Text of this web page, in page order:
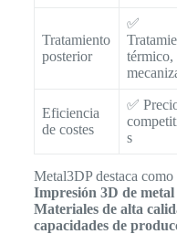
Tratamiento
posterior
✅
térmico,
Eficiencia
de costes
✅
s
Metal3DP destaca como
Impresión 3D de
Materiales de alta
capacidades de